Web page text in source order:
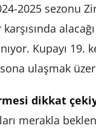
2025 sezonu
Kupayı 19.
ulaşmak
dikkat
merakla